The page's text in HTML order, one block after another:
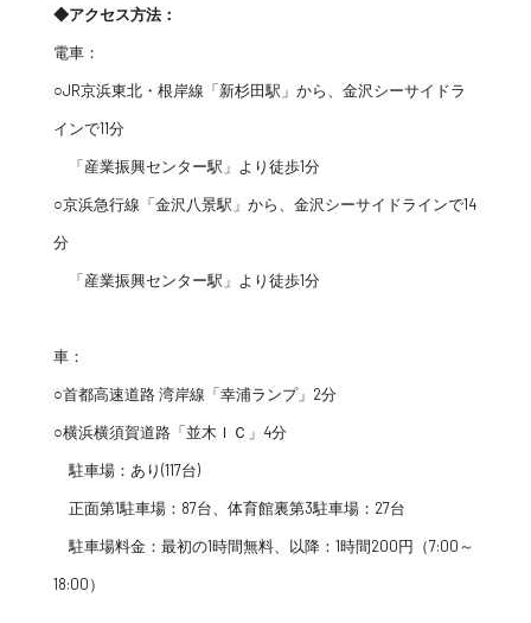
◆アクセス方法：
電車：
○JR京浜東北・根岸線「新杉田駅」から、金沢シーサイドラ
インで11分
「産業振興センター駅」より徒歩1分
○京浜急行線「金沢八景駅」から、金沢シーサイドラインで14
分
「産業振興センター駅」より徒歩1分
車：
○首都高速道路 湾岸線「幸浦ランプ」2分
○横浜横須賀道路「並木ＩＣ」4分
駐車場：あり(117台)
正面第1駐車場：87台、体育館裏第3駐車場：27台
駐車場料金：最初の1時間無料、以降：1時間200円（7:00～
18:00）